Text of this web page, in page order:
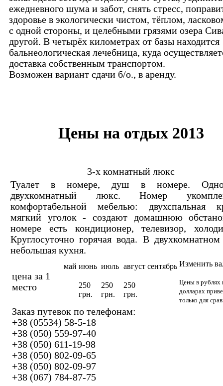
ежедневного шума и забот, снять стресс,
здоровье в экологически чистом, тёплом,
с одной стороны, и целебными грязями озера
другой. В четырёх километрах от базы находится
бальнеологическая лечебница, куда
доставка собственным транспортом.
Возможен вариант сдачи б/о., в аренду.
Цены на отдых 2013
3-х комнатный люкс
Туалет в номере, душ в номере.
двухкомнатный люкс. Номер
комфортабельной мебелью: двухспальная
мягкий уголок - создают домашнюю
номере есть кондиционер, телевизор,
Круглосуточно горячая вода. В
небольшая кухня.
цена за 1
место
май июнь июль август сентябрь Изменить
Цены в рублях
долларах
только для
250
грн.
250
грн.
250
грн.
Заказ путевок по телефонам:
+38 (05534) 58-5-18
+38 (050) 559-97-40
+38 (050) 611-19-98
+38 (050) 802-09-65
+38 (050) 802-09-97
+38 (067) 784-87-75